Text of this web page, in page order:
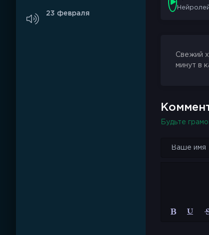
Свежий
минут в
Будьте
23 февраля